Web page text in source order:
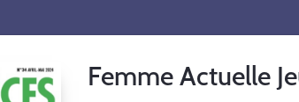
Femme Actuelle